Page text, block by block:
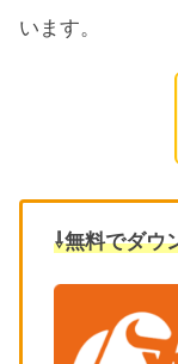
います。
⇩無料でダウ